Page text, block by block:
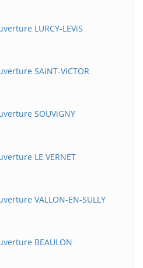
LURCY-LEViS
SAiNT-ViCTOR
SOUViGNY
LE VERNET
VALLON-EN-SULLY
BEAULON